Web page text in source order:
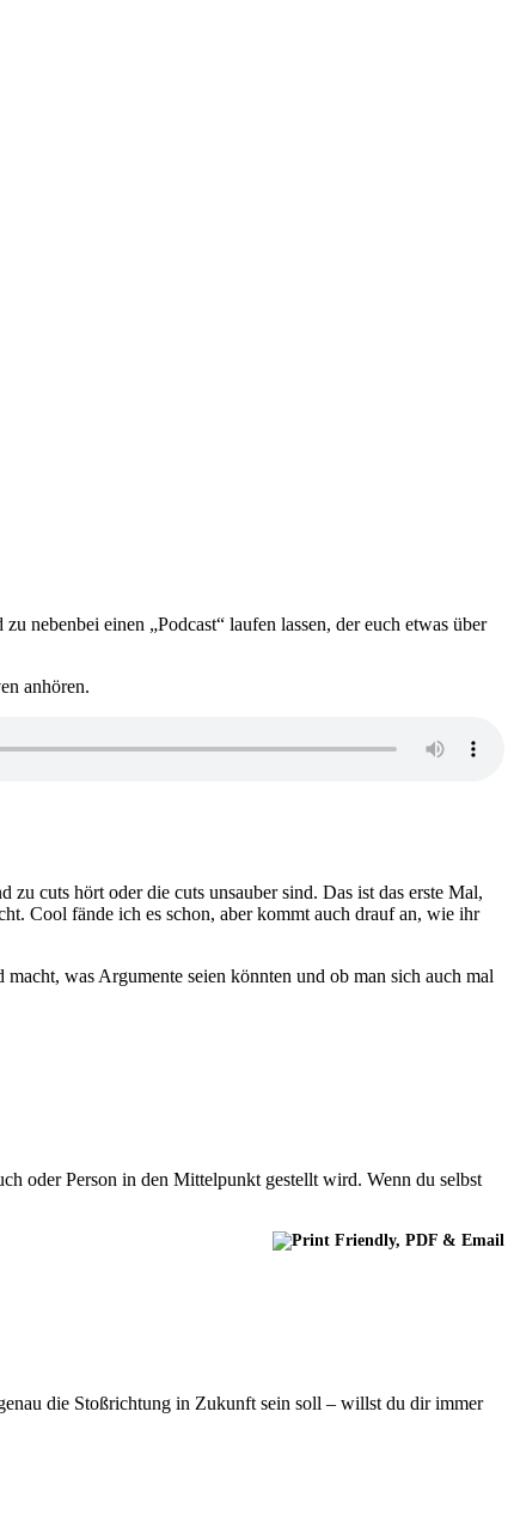
nebenbei einen „Podcast“ laufen lassen, der euch etwas über
anhören.
cuts hört oder die cuts unsauber sind. Das ist das erste Mal,
Cool fände ich es schon, aber kommt auch drauf an, wie ihr
was Argumente seien könnten und ob man sich auch mal
oder Person in den Mittelpunkt gestellt wird. Wenn du selbst
die Stoßrichtung in Zukunft sein soll – willst du dir immer